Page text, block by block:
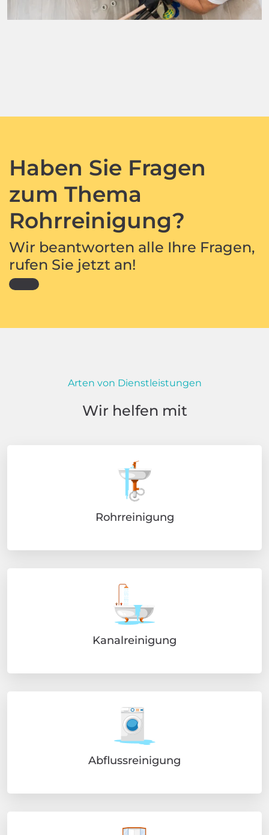
Haben Sie Fragen
zum Thema
Rohrreinigung?
Wir beantworten alle Ihre Fragen,
rufen Sie jetzt an!
Arten von Dienstleistungen
Wir helfen mit
Rohrreinigung
Kanalreinigung
Abflussreinigung